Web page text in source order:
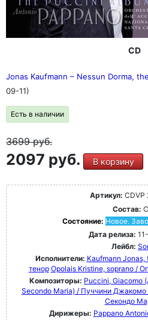
CD
Jonas Kaufmann – Nessun Dorma,
09-11)
Есть в наличии
3699руб.
2097 руб. В корзину
Артикул: CDVP
Состав:
Состояние: Новое.
Дата релиза:
Лейбл:
Исполнители: Kaufmann
тенор Opolais Kristine, soprano /
Композиторы: Puccini, Giacomo
Secondo Maria) / Пуччини
Секондо
Дирижеры: Pappano